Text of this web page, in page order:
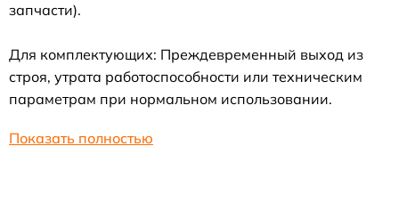
запчасти).
Для комплектующих: Преждевременный выход из
строя, утрата работоспособности или техническим
параметрам при нормальном использовании.
Показать полностью